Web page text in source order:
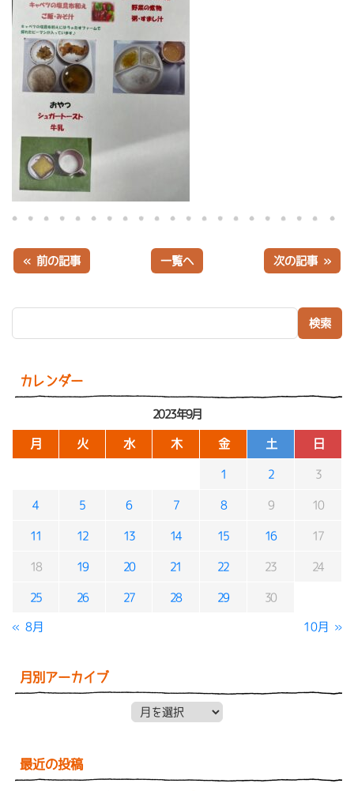
カレンダー
2023年9月
月 火 水 木 金 土 日
1 2 3
4 5 6 7 8 9 10
11 12 13 14 15 16 17
18 19 20 21 22 23 24
25 26 27 28 29 30
« 8月 10月 »
月別アーカイブ
最近の投稿
« 前の記事 一覧へ 次の記事 »